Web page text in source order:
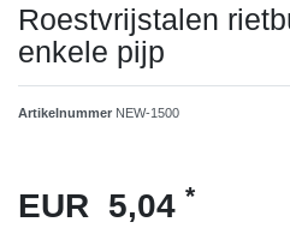
Roestvrijstalen
enkele pijp
Artikelnummer NEW-1500
EUR 5,04 *